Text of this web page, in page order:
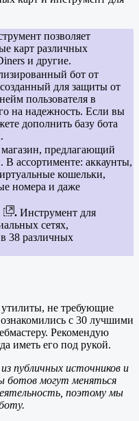
позволяет
карт различных
и другие.
бот от
для защиты от
пользователя в
на надежность. Если вы
дополнить базу бота
предлагающий
В ассортименте: аккаунты,
кошельки,
номера и даже
. Инструмент для
сетях,
38 различных
не требующие
с 30 лучшими
Рекомендую
иметь его под рукой.
публичных источников и
ботов могут меняться
поэтому мы